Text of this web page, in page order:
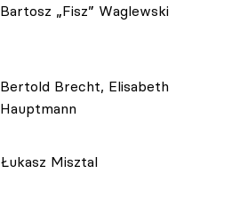
Bartosz „Fisz” Waglewski
Bertold Brecht, Elisabeth
Hauptmann
Łukasz Misztal